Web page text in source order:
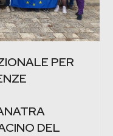
PER
DEL